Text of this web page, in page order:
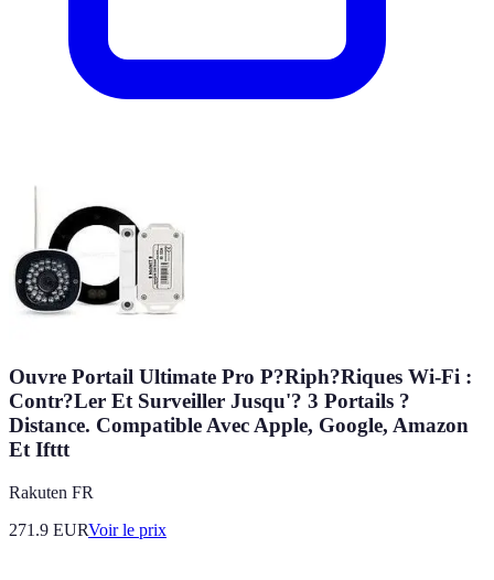
Ouvre Portail Ultimate Pro P?Riph?Riques Wi-Fi :
Contr?Ler Et Surveiller Jusqu'? 3 Portails ?
Distance. Compatible Avec Apple, Google, Amazon
Et Ifttt
Rakuten FR
271.9 EURVoir le prix